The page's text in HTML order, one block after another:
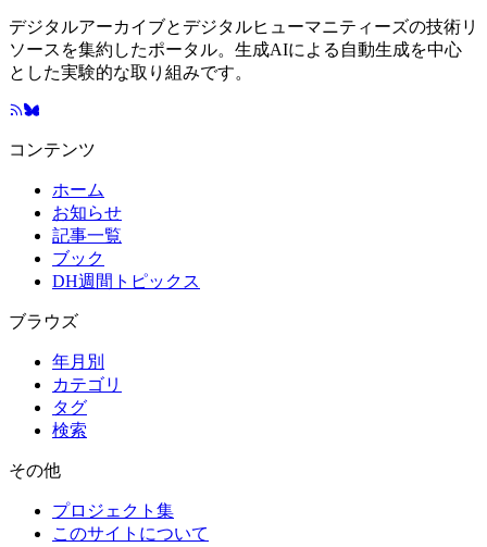
デジタルアーカイブとデジタルヒューマニティーズの技術リ
ソースを集約したポータル。生成AIによる自動生成を中心
とした実験的な取り組みです。
コンテンツ
ホーム
お知らせ
記事一覧
ブック
DH週間トピックス
ブラウズ
年月別
カテゴリ
タグ
検索
その他
プロジェクト集
このサイトについて